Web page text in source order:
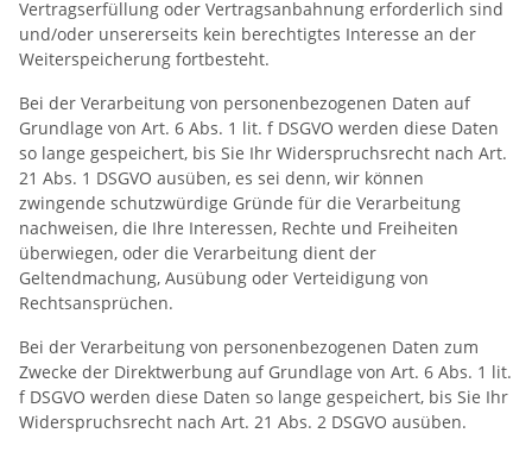
Vertragserfüllung oder Vertragsanbahnung erforderlich sind
und/oder unsererseits kein berechtigtes Interesse an der
Weiterspeicherung fortbesteht.
Bei der Verarbeitung von personenbezogenen Daten auf
Grundlage von Art. 6 Abs. 1 lit. f DSGVO werden diese Daten
so lange gespeichert, bis Sie Ihr Widerspruchsrecht nach Art.
21 Abs. 1 DSGVO ausüben, es sei denn, wir können
zwingende schutzwürdige Gründe für die Verarbeitung
nachweisen, die Ihre Interessen, Rechte und Freiheiten
überwiegen, oder die Verarbeitung dient der
Geltendmachung, Ausübung oder Verteidigung von
Rechtsansprüchen.
Bei der Verarbeitung von personenbezogenen Daten zum
Zwecke der Direktwerbung auf Grundlage von Art. 6 Abs. 1 lit.
f DSGVO werden diese Daten so lange gespeichert, bis Sie Ihr
Widerspruchsrecht nach Art. 21 Abs. 2 DSGVO ausüben.